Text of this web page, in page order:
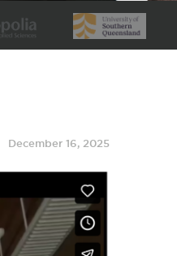
December 16, 2025